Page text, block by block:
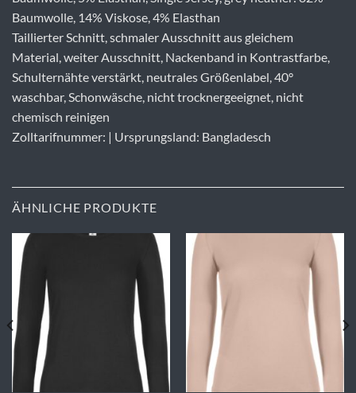
Baumwolle, 14% Viskose, 4% Elasthan
Taillierter Schnitt, schmaler Ausschnitt aus gleichem
Material, weiter Ausschnitt, Nackenband in Kontrastfarbe,
Schulternähte verstärkt, neutrales Größenlabel, 40°
waschbar, Schonwäsche, nicht trocknergeeignet, nicht
chemisch reinigen
Zolltarifnummer: | Ursprungsland: Bangladesch
ÄHNLICHE PRODUKTE